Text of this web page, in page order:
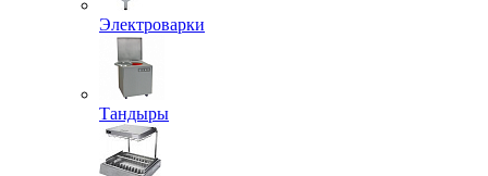
Электроварки
Тандыры